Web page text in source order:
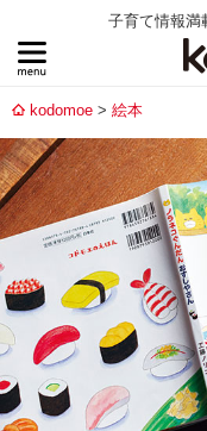
子育て情報満
kodomoe 絵本